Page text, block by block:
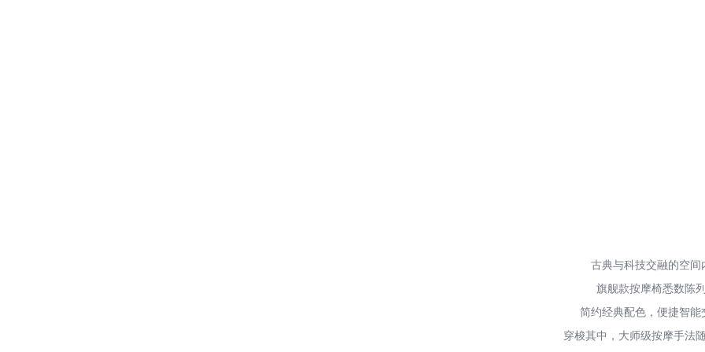
古典与科技交融的空间
旗舰款按摩椅悉数陈列
简约经典配色，便捷智能
穿梭其中，大师级按摩手法